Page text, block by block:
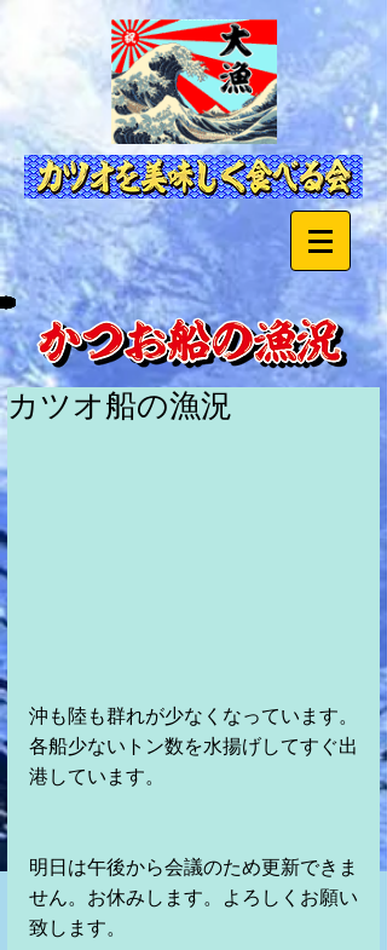
カツオ船の漁況
沖も陸も群れが少なくなっています。
各船少ないトン数を水揚げしてすぐ出
港しています。
明日は午後から会議のため更新できま
せん。お休みします。よろしくお願い
致します。